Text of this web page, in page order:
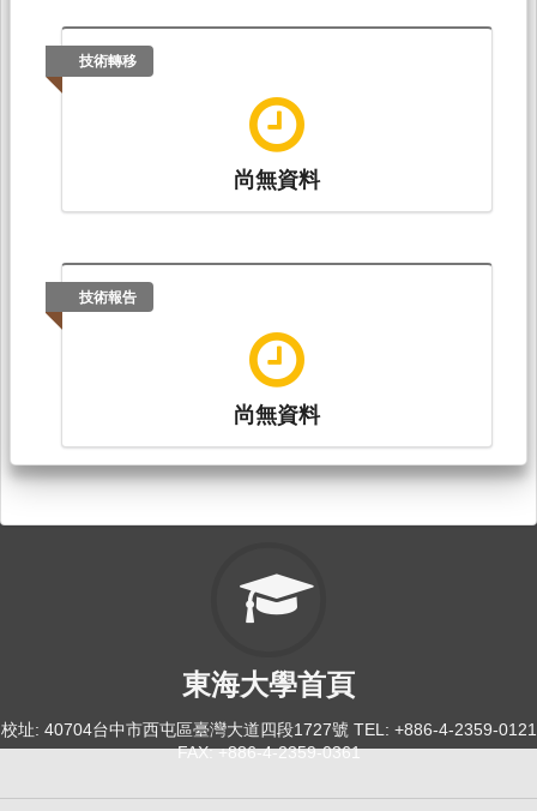
技術轉移
尚無資料
技術報告
尚無資料
東海大學首頁
校址: 40704台中市西屯區臺灣大道四段1727號 TEL: +886-4-2359-0121
FAX: +886-4-2359-0361